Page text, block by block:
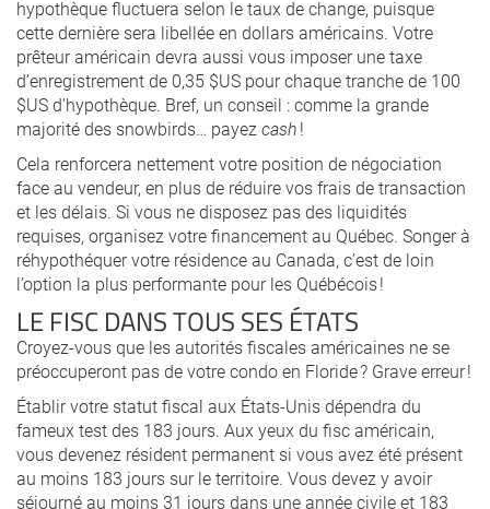
hypothèque fluctuera selon le taux de change, puisque
cette dernière sera libellée en dollars américains. Votre
prêteur américain devra aussi vous imposer une taxe
d’enregistrement de 0,35 $US pour chaque tranche de 100
$US d’hypothèque. Bref, un conseil : comme la grande
majorité des snowbirds… payez cash!
Cela renforcera nettement votre position de négociation
face au vendeur, en plus de réduire vos frais de transaction
et les délais. Si vous ne disposez pas des liquidités
requises, organisez votre financement au Québec. Songer à
réhypothéquer votre résidence au Canada, c’est de loin
l’option la plus performante pour les Québécois !
LE FISC DANS TOUS SES ÉTATS
Croyez-vous que les autorités fiscales américaines ne se
préoccuperont pas de votre condo en Floride ? Grave erreur !
Établir votre statut fiscal aux États-Unis dépendra du
fameux test des 183 jours. Aux yeux du fisc américain,
vous devenez résident permanent si vous avez été présent
au moins 183 jours sur le territoire. Vous devez y avoir
séjourné au moins 31 jours dans une année civile et 183